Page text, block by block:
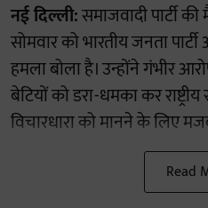
नई दिल्ली:समाजवादी पार्टी
सोमवार को भारतीय जनता
हमला बोला है। उन्होंने गंभीर
बेटियों को डरा-धमका कर
विचारधारा को मानने के लिए
Read